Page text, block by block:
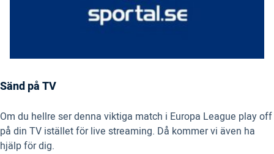
Sänd på TV
Om du hellre ser denna viktiga match i Europa League play off
på din TV istället för live streaming. Då kommer vi även ha
hjälp för dig.